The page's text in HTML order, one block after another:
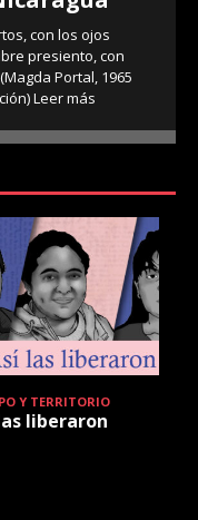
con los ojos
presiento, con
Portal, 1965
Leer más
Y TERRITORIO
liberaron